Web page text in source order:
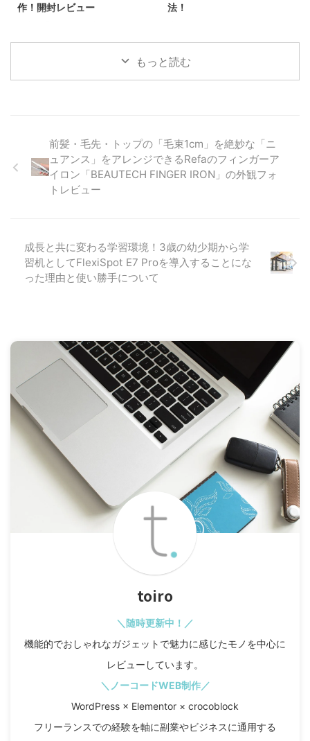
ら大容量・大量のデータをも安
は、SynologyのDS1821+で、
を製造販売している知る人ぞ知る
作！開封レビュー
bluetooth左手デバイスとして
TourBox Eliteが展開されていま
ョートカットキーやコマンドを割
り当てることできるようになって
います。その他、マクロを組んで
一括で複数の処理を行ったりする
とが ...
法！
して記事にしています。 そんな
中、仕様書にない使用方法とし
きるのではないか？っと思い、実
際に試してみました。 結論、タ
イトルにある通り、DJI Osmo
もっと読む
前髪・毛先・トップの「毛束1cm」を絶妙な「ニ
ュアンス」をアレンジできるRefaのフィンガーア
イロン「BEAUTECH FINGER IRON」の外観フォ
トレビュー
成長と共に変わる学習環境！3歳の幼少期から学
習机としてFlexiSpot E7 Proを導入することにな
った理由と使い勝手について
toiro
＼随時更新中！／
機能的でおしゃれなガジェットで魅力に感じたモノを中心に
レビューしています。
＼ノーコードWEB制作／
WordPress × Elementor × crocoblock
フリーランスでの経験を軸に副業やビジネスに通用する